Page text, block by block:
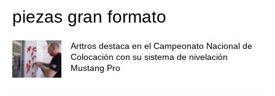
piezas gran formato
Arttros destaca en el Campeonato Nacional de
Colocación con su sistema de nivelación
Mustang Pro